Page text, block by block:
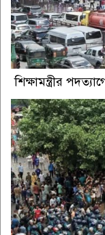
শিক্ষামন্ত্রীর